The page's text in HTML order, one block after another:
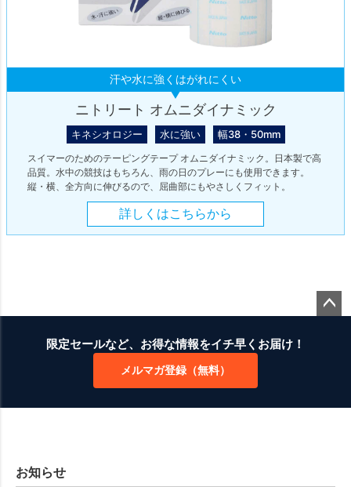
汗や水に強くはがれにくい
ニトリート オムニダイナミック
キネシオロジー 水に強い 幅38・50mm
スイマーのためのテーピングテープ オムニダイナミック。日本製で高
品質。水中の競技はもちろん、雨の日のプレーにも使用できます。
縦・横、全方向に伸びるので、屈曲部にもやさしくフィット。
詳しくはこちらから
限定セールなど、お得な情報をイチ早くお届け！
メルマガ登録（無料）
お知らせ